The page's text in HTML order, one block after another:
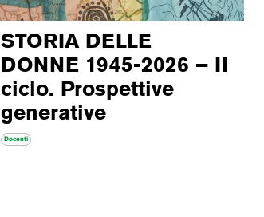
STORIA DELLE
DONNE 1945-2026 – II
ciclo. Prospettive
generative
Docenti